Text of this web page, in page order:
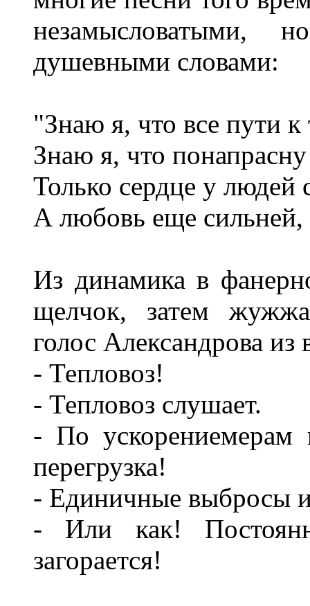
незамысловатыми,
душевными словами:
"Знаю я, что все пути к
Знаю я, что понапрасну
Только сердце у людей
А любовь еще сильней,
Из динамика в
щелчок, затем
голос Александрова из
- Тепловоз!
- Тепловоз слушает.
- По ускорениемерам
перегрузка!
- Единичные выбросы
- Или как!
загорается!